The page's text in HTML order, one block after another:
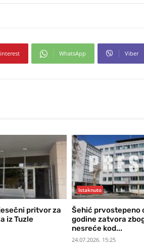
WhatsApp Viber
pritvor za
iz Tuzle
Istaknuto
Šehić prvostepeno
godine zatvora
nesreće kod...
24.07.2026. 15:25